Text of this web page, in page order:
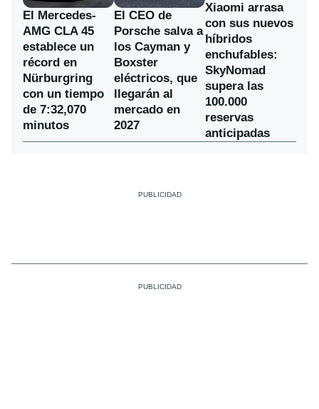
El Mercedes-
AMG CLA 45
establece un
récord en
Nürburgring
con un tiempo
de 7:32,070
minutos
El CEO de
Porsche salva a
los Cayman y
Boxster
eléctricos, que
llegarán al
mercado en
2027
Xiaomi arrasa
con sus nuevos
híbridos
enchufables:
SkyNomad
supera las
100.000
reservas
anticipadas